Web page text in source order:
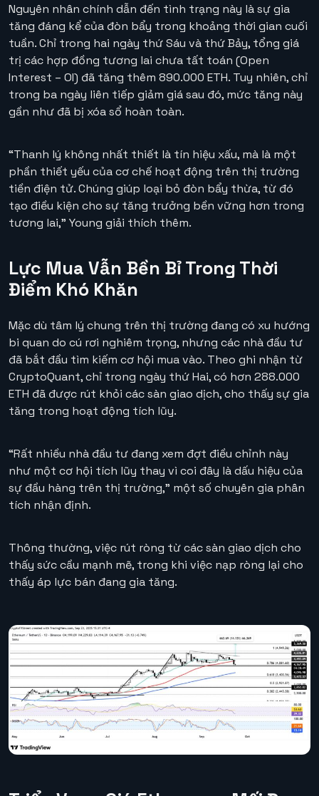
Nguyên nhân chính dẫn đến tình trạng này là sự gia
tăng đáng kể của đòn bẩy trong khoảng thời gian cuối
tuần. Chỉ trong hai ngày thứ Sáu và thứ Bảy, tổng giá
trị các hợp đồng tương lai chưa tất toán (Open
Interest – OI) đã tăng thêm 890.000 ETH. Tuy nhiên, chỉ
trong ba ngày liên tiếp giảm giá sau đó, mức tăng này
gần như đã bị xóa sổ hoàn toàn.
“Thanh lý không nhất thiết là tín hiệu xấu, mà là một
phần thiết yếu của cơ chế hoạt động trên thị trường
tiền điện tử. Chúng giúp loại bỏ đòn bẩy thừa, từ đó
tạo điều kiện cho sự tăng trưởng bền vững hơn trong
tương lai,” Young giải thích thêm.
Lực Mua Vẫn Bền Bỉ Trong Thời
Điểm Khó Khăn
Mặc dù tâm lý chung trên thị trường đang có xu hướng
bi quan do cú rơi nghiêm trọng, nhưng các nhà đầu tư
đã bắt đầu tìm kiếm cơ hội mua vào. Theo ghi nhận từ
CryptoQuant, chỉ trong ngày thứ Hai, có hơn 288.000
ETH đã được rút khỏi các sàn giao dịch, cho thấy sự gia
tăng trong hoạt động tích lũy.
“Rất nhiều nhà đầu tư đang xem đợt điều chỉnh này
như một cơ hội tích lũy thay vì coi đây là dấu hiệu của
sự đầu hàng trên thị trường,” một số chuyên gia phân
tích nhận định.
Thông thường, việc rút ròng từ các sàn giao dịch cho
thấy sức cầu mạnh mẽ, trong khi việc nạp ròng lại cho
thấy áp lực bán đang gia tăng.